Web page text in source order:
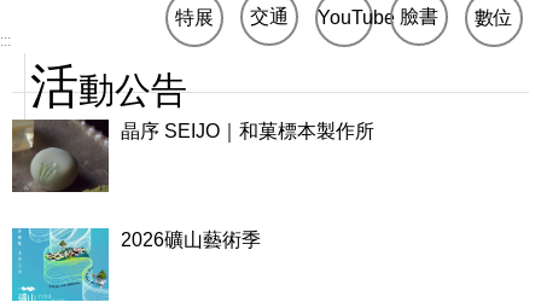
特展 交通 YouTube 臉書 數位
:::
活動公告
晶序 SEIJO｜和菓標本製作所
2026礦山藝術季